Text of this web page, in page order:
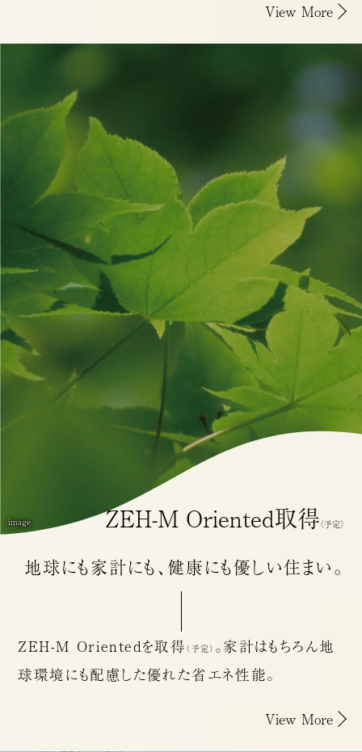
View More
image ZEH-M Oriented取得〈予定〉
地球にも家計にも、 健康にも優しい住まい。
ZEH-M Orientedを取得 （予定） 。家計はもちろん地
球環境にも配慮した優れた省エネ性能。
View More